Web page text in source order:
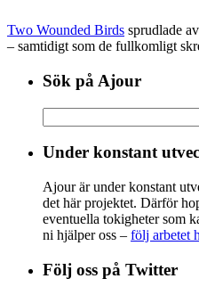
Two Wounded Birds sprudlade
– samtidigt som de fullkomligt
Sök på Ajour
efter:
Under konstant
Ajour är under konstant
det här projektet. Därför
eventuella tokigheter som
ni hjälper oss – följ arbetet
Följ oss på Twitter